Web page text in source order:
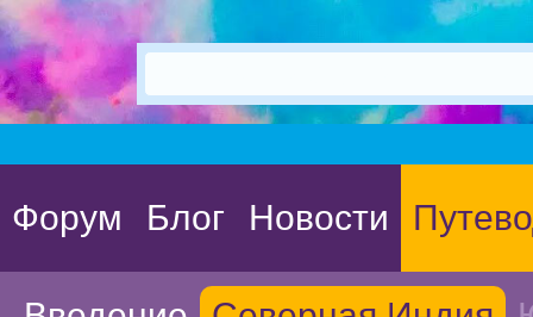
Форум Блог Новости